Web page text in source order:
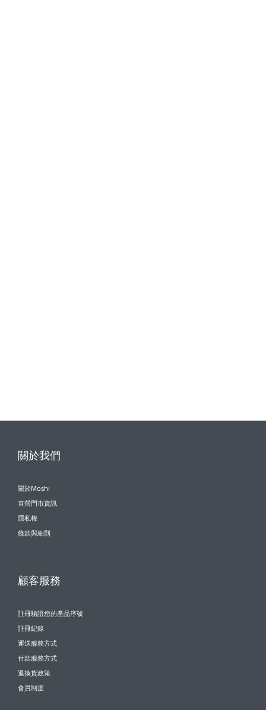
關於我們
關於Moshi
直營門市資訊
隱私權
條款與細則
顧客服務
註冊驗證您的產品序號
註冊紀錄
運送服務方式
付款服務方式
退換貨政策
會員制度